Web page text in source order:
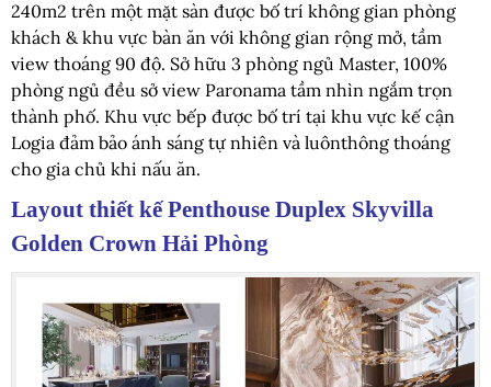
240m2 trên một mặt sàn được bố trí không gian phòng
khách & khu vực bàn ăn với không gian rộng mở, tầm
view thoáng 90 độ. Sở hữu 3 phòng ngủ Master, 100%
phòng ngủ đều sở view Paronama tầm nhìn ngắm trọn
thành phố. Khu vực bếp được bố trí tại khu vực kế cận
Logia đảm bảo ánh sáng tự nhiên và luônthông thoáng
cho gia chủ khi nấu ăn.
Layout thiết kế Penthouse Duplex Skyvilla
Golden Crown Hải Phòng